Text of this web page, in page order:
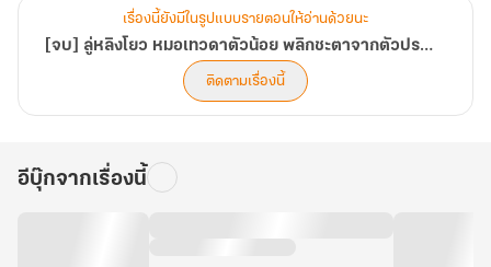
เรื่องนี้ยังมีในรูปแบบรายตอนให้อ่านด้วยนะ
[จบ] ลู่หลิงโยว หมอเทวดาตัวน้อย พลิกชะตาจากตัวประกอบกลายเป็นยอดอัจฉริยะ
ติดตามเรื่องนี้
อีบุ๊กจากเรื่องนี้